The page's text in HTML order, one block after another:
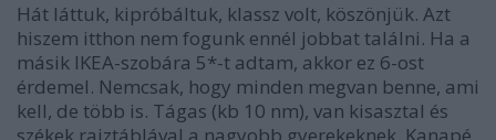
Hát láttuk, kipróbáltuk, klassz volt, köszönjük. Azt
hiszem itthon nem fogunk ennél jobbat találni. Ha a
másik IKEA-szobára 5*-t adtam, akkor ez 6-ost
érdemel. Nemcsak, hogy minden megvan benne, ami
kell, de több is. Tágas (kb 10 nm), van kisasztal és